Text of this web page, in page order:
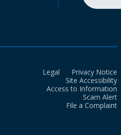
Legal
Privacy Notice
Site Accessibility
Access to Information
Scam Alert
File a Complaint